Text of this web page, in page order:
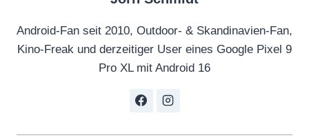
Android-Fan seit 2010, Outdoor- & Skandinavien-Fan,
Kino-Freak und derzeitiger User eines Google Pixel 9
Pro XL mit Android 16